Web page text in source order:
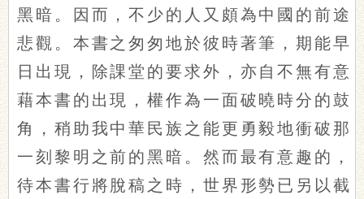
黑暗。因而，不少的人又頗為中國的前途
悲觀。本書之匆匆地於彼時著筆，期能早
日出現，除課堂的要求外，亦自不無有意
藉本書的出現，權作為一面破曉時分的鼓
角，稍助我中華民族之能更勇毅地衝破那
一刻黎明之前的黑暗。然而最有意趣的，
待本書行將脫稿之時，世界形勢已另以截